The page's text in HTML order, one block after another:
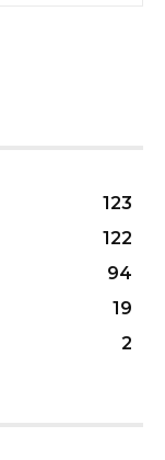
123
122
94
19
2